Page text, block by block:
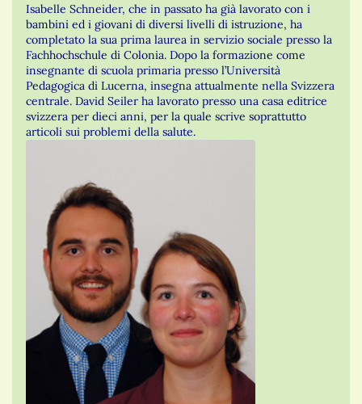
Isabelle Schneider, che in passato ha già lavorato con i
bambini ed i giovani di diversi livelli di istruzione, ha
completato la sua prima laurea in servizio sociale presso la
Fachhochschule di Colonia. Dopo la formazione come
insegnante di scuola primaria presso l’Università
Pedagogica di Lucerna, insegna attualmente nella Svizzera
centrale. David Seiler ha lavorato presso una casa editrice
svizzera per dieci anni, per la quale scrive soprattutto
articoli sui problemi della salute.